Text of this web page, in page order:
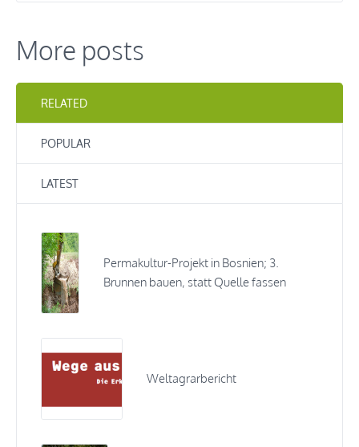
More posts
RELATED
POPULAR
LATEST
Permakultur-Projekt in Bosnien; 3.
Brunnen bauen, statt Quelle fassen
Weltagrarbericht